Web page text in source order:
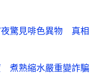
夜驚見啡色異物 真相
煮熟縮水嚴重變詐騙